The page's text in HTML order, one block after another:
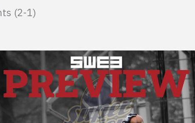
(2-1)